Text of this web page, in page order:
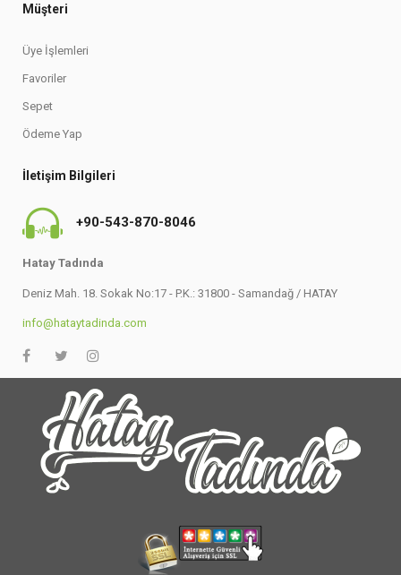
Müşteri
Üye İşlemleri
Favoriler
Sepet
Ödeme Yap
İletişim Bilgileri
+90-543-870-8046
Hatay Tadında
Deniz Mah. 18. Sokak No:17 - P.K.: 31800 - Samandağ / HATAY
info@hataytadinda.com